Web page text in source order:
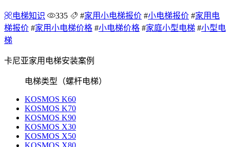
电梯知识 335 #家用小电梯报价 #小电梯报价 #家用电
梯报价 #家用小电梯价格 #小电梯价格 #家庭小型电梯 #小型电
梯
卡尼亚家用电梯安装案例
电梯类型（螺杆电梯）
KOSMOS K60
KOSMOS K70
KOSMOS K90
KOSMOS X30
KOSMOS X50
KOSMOS X80